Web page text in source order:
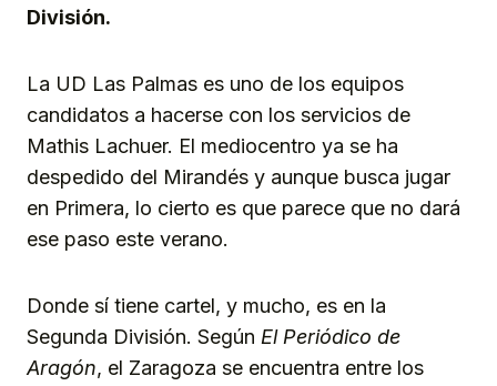
División.
La UD Las Palmas es uno de los equipos
candidatos a hacerse con los servicios de
Mathis Lachuer. El mediocentro ya se ha
despedido del Mirandés y aunque busca jugar
en Primera, lo cierto es que parece que no dará
ese paso este verano.
Donde sí tiene cartel, y mucho, es en la
Segunda División. Según El Periódico de
Aragón, el Zaragoza se encuentra entre los